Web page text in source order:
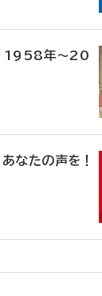
1958年～20
なたの声を！